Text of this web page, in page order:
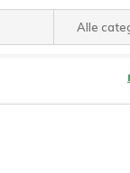
Alle